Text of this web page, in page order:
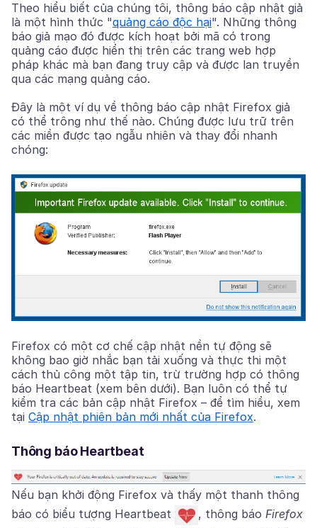
Theo hiểu biết của chúng tôi, thông báo cập nhật giả
là một hình thức "quảng cáo độc hại". Những thông
báo giả mạo đó được kích hoạt bởi mã có trong
quảng cáo được hiển thị trên các trang web hợp
pháp khác mà bạn đang truy cập và được lan truyền
qua các mạng quảng cáo.
Đây là một ví dụ về thông báo cập nhật Firefox giả
có thể trông như thế nào. Chúng được lưu trữ trên
các miền được tạo ngẫu nhiên và thay đổi nhanh
chóng:
Firefox có một cơ chế cập nhật nền tự động sẽ
không bao giờ nhắc bạn tải xuống và thực thi một
cách thủ công một tập tin, trừ trường hợp có thông
báo Heartbeat (xem bên dưới). Bạn luôn có thể tự
kiểm tra các bản cập nhật Firefox – để tìm hiểu, xem
tại Cập nhật phiên bản mới nhất của Firefox.
Thông báo Heartbeat
Nếu bạn khởi động Firefox và thấy một thanh thông
báo có biểu tượng Heartbeat
, thông báo Firefox